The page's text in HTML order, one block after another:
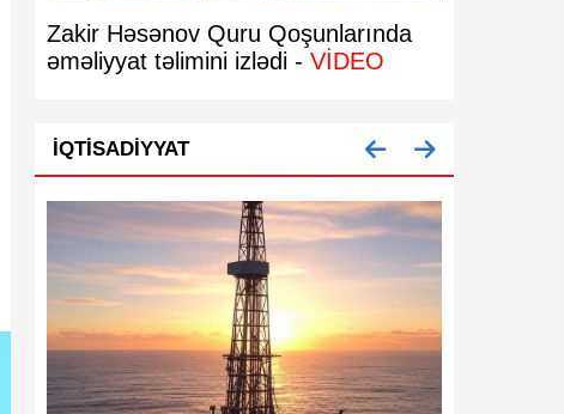
Zakir Həsənov Quru Qoşunlarında
əməliyyat təlimini izlədi - VİDEO
İQTISADIYYAT